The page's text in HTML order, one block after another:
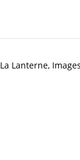
Lanterne,